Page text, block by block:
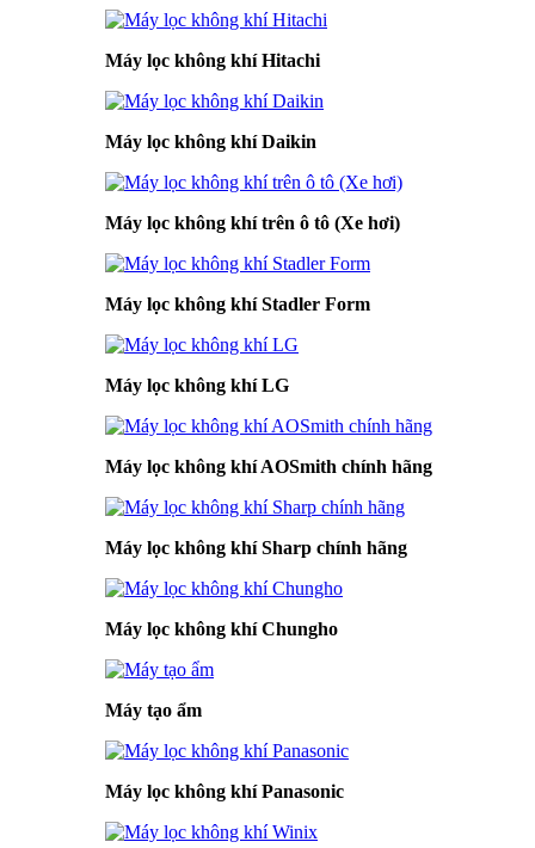
Máy lọc không khí Hitachi
Máy lọc không khí Daikin
Máy lọc không khí trên ô tô (Xe hơi)
Máy lọc không khí Stadler Form
Máy lọc không khí LG
Máy lọc không khí AOSmith chính hãng
Máy lọc không khí Sharp chính hãng
Máy lọc không khí Chungho
Máy tạo ẩm
Máy lọc không khí Panasonic